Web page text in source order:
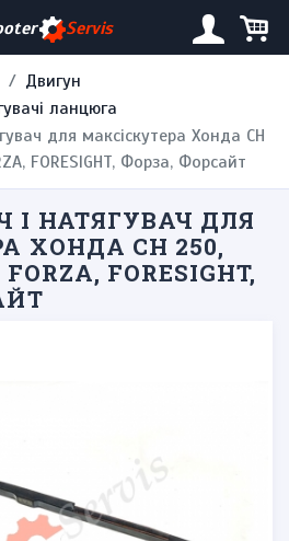
Servis
Двигун
ланцюга
для максіскутера Хонда CH
FORESIGHT, Форза, Форсайт
І НАТЯГУВАЧ ДЛЯ
ХОНДА CH 250,
FORESIGHT,